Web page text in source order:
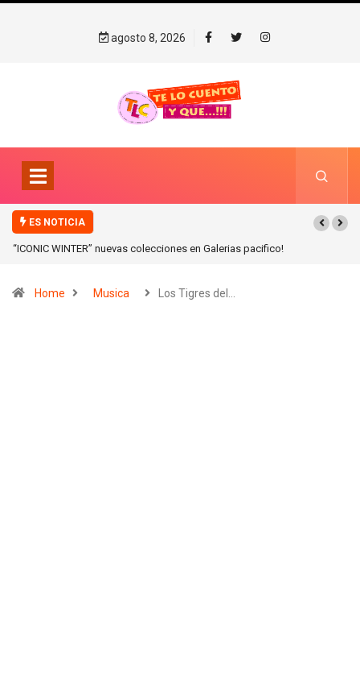
agosto 8, 2026
ES NOTICIA
“ICONIC WINTER” nuevas colecciones en Galerias pacifico!
Home Musica Los Tigres del…